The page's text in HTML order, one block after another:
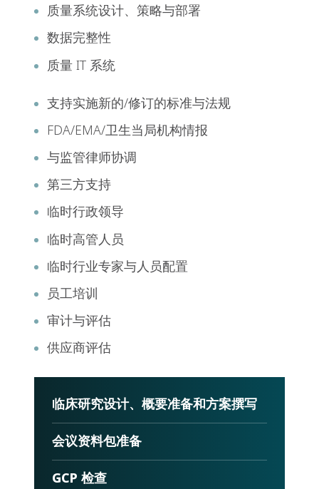
质量系统设计、策略与部署
数据完整性
质量 IT 系统
支持实施新的/修订的标准与法规
FDA/EMA/卫生当局机构情报
与监管律师协调
第三方支持
临时行政领导
临时高管人员
临时行业专家与人员配置
员工培训
审计与评估
供应商评估
临床研究设计、概要准备和方案撰写
会议资料包准备
GCP 检查